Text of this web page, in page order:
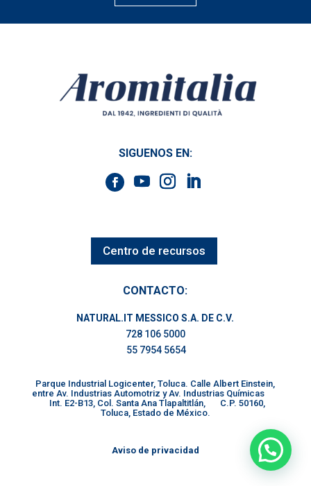
SIGUENOS EN:
Centro de recursos
CONTACTO:
NATURAL.IT MESSICO S.A. DE C.V.
728 106 5000
55 7954 5654
Parque Industrial Logicenter, Toluca. Calle Albert Einstein,
entre Av. Industrias Automotriz y Av. Industrias Químicas
Int. E2-B13, Col. Santa Ana Tlapaltitlán, C.P. 50160,
Toluca, Estado de México.
Aviso de privacidad